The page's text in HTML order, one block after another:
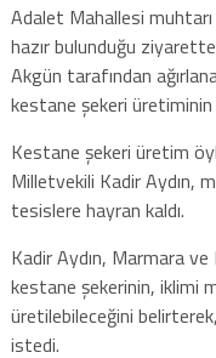
Adalet Mahallesi muhtarı
hazır bulunduğu
Akgün tarafından
kestane şekeri üretiminin
Kestane şekeri üretim
Milletvekili Kadir Aydın,
tesislere hayran kaldı.
Kadir Aydın, Marmara ve
kestane şekerinin, iklimi
üretilebileceğini
istedi.